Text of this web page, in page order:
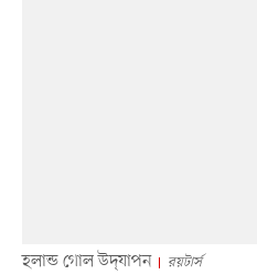
হলান্ড গোল উদ্‌যাপন রয়টার্স